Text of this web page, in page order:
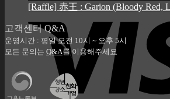
[Raffle] 赤王 : Garion (Bloody Red,
고객센터 Q&A
운영시간 : 평일 오전 10시 ~ 오후 5시
모든 문의는 Q&A를 이용해주세요